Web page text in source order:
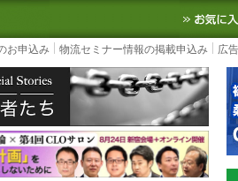
流ニュースサイト
3PL, SCMなど国内外の最
お申込み 物流セミナー情報の掲載申込み 広